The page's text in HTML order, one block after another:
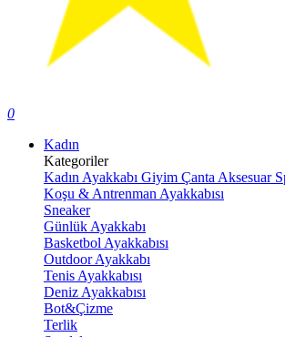
0
Kadın
Kategoriler
Kadın Ayakkabı Giyim Çanta Aksesuar
Koşu & Antrenman Ayakkabısı
Sneaker
Günlük Ayakkabı
Basketbol Ayakkabısı
Outdoor Ayakkabı
Tenis Ayakkabısı
Deniz Ayakkabısı
Bot&Çizme
Terlik